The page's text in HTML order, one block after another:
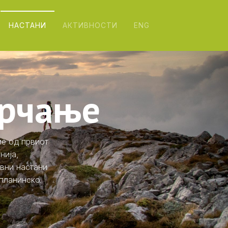
НАСТАНИ АКТИВНОСТИ ENG
од првиот
настани